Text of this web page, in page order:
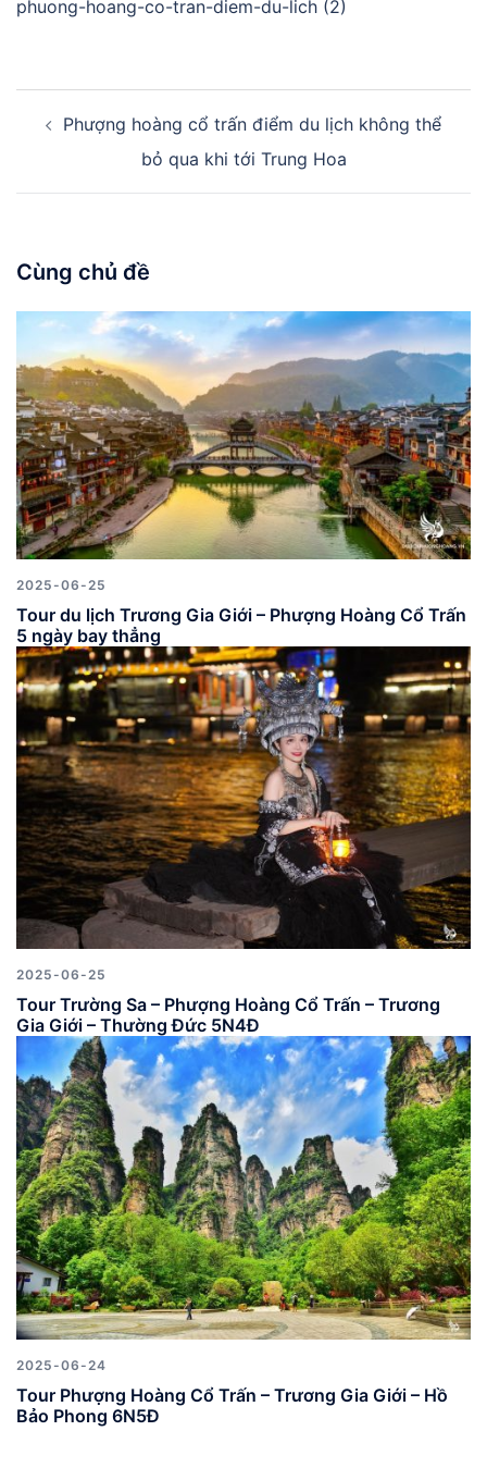
phuong-hoang-co-tran-diem-du-lich (2)
hướng
viết
Phượng hoàng cổ trấn điểm du lịch không thể
bỏ qua khi tới Trung Hoa
Cùng chủ đề
2025-06-25
Tour du lịch Trương Gia Giới – Phượng Hoàng Cổ Trấn
5 ngày bay thẳng
2025-06-25
Tour Trường Sa – Phượng Hoàng Cổ Trấn – Trương
Gia Giới – Thường Đức 5N4Đ
2025-06-24
Tour Phượng Hoàng Cổ Trấn – Trương Gia Giới – Hồ
Bảo Phong 6N5Đ